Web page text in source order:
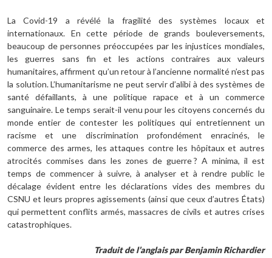
La Covid-19 a révélé la fragilité des systèmes locaux et
internationaux. En cette période de grands bouleversements,
beaucoup de personnes préoccupées par les injustices mondiales,
les guerres sans fin et les actions contraires aux valeurs
humanitaires, affirment qu’un retour à l’ancienne normalité n’est pas
la solution. L’humanitarisme ne peut servir d’alibi à des systèmes de
santé défaillants, à une politique rapace et à un commerce
sanguinaire. Le temps serait-il venu pour les citoyens concernés du
monde entier de contester les politiques qui entretiennent un
racisme et une discrimination profondément enracinés, le
commerce des armes, les attaques contre les hôpitaux et autres
atrocités commises dans les zones de guerre ? A minima, il est
temps de commencer à suivre, à analyser et à rendre public le
décalage évident entre les déclarations vides des membres du
CSNU et leurs propres agissements (ainsi que ceux d’autres États)
qui permettent conflits armés, massacres de civils et autres crises
catastrophiques.
Traduit de l’anglais par Benjamin Richardier